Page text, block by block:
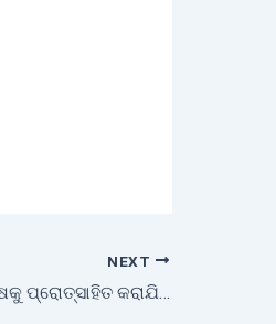
NEXT
ଓଡ଼ିଶାରେ ମାଛ ଚାଷକୁ ପ୍ରୋତ୍ସାହିତ କରାଯିବ : ଧର୍ମେନ୍ଦ୍ର ପ୍ରଧାନ